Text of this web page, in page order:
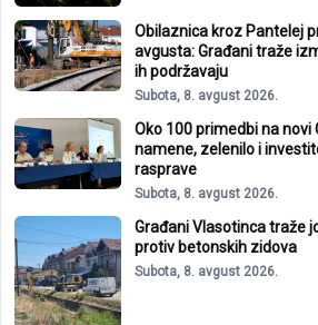
Obilaznica kroz Pantelej
avgusta: Građani traže
ih podržavaju
Subota, 8. avgust 2026.
Oko 100 primedbi na novi
namene, zelenilo i
rasprave
Subota, 8. avgust 2026.
Građani Vlasotinca traže
protiv betonskih zidova
Subota, 8. avgust 2026.